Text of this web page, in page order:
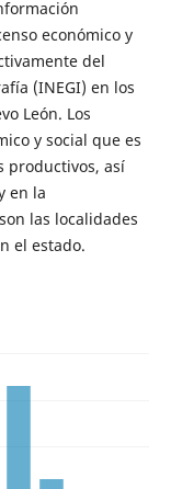
económico y
del
(INEGI) en los
León. Los
y social que es
productivos, así
en la
las localidades
el estado.